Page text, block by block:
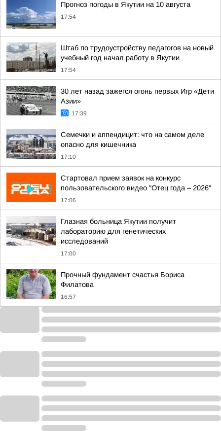
Прогноз погоды в Якутии на 10 августа
17:54
Штаб по трудоустройству педагогов на новый
учебный год начал работу в Якутии
17:54
30 лет назад зажегся огонь первых Игр «Дети
Азии»
17:39
Семечки и аппендицит: что на самом деле
опасно для кишечника
17:10
Стартовал прием заявок на конкурс
пользовательского видео "Отец года – 2026"
17:06
Глазная больница Якутии получит
лабораторию для генетических
исследований
17:00
Прочный фундамент счастья Бориса
Филатова
16:57